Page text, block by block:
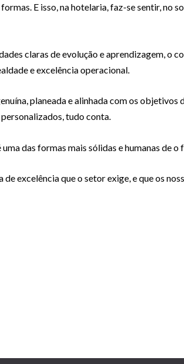
E isso, na hotelaria, faz-se sentir, no
claras de evolução e aprendizagem, o
e excelência operacional.
planeada e alinhada com os objetivos
tudo conta.
das formas mais sólidas e humanas de o
excelência que o setor exige, e que os